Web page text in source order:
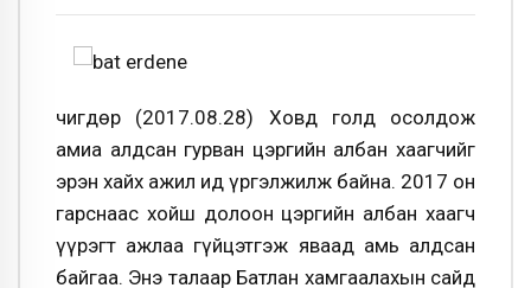
Өчигдөр (2017.08.28) Ховд голд осолдож
амиа алдсан гурван цэргийн албан хаагчийг
эрэн хайх ажил ид үргэлжилж байна. 2017 он
гарснаас хойш долоон цэргийн албан хаагч
үүрэгт ажлаа гүйцэтгэж яваад амь алдсан
байгаа. Энэ талаар Батлан хамгаалахын сайд